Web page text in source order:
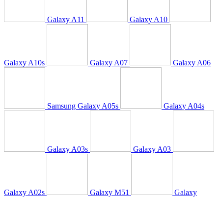
Galaxy A11 Galaxy A10
Galaxy A10s Galaxy A07 Galaxy A06
Samsung Galaxy A05s Galaxy A04s
Galaxy A03s Galaxy A03
Galaxy A02s Galaxy M51 Galaxy